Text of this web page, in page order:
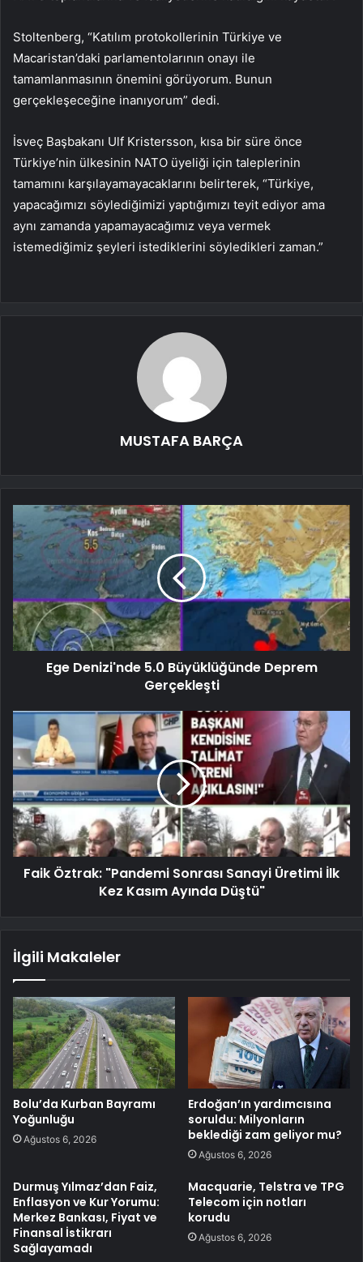
Stoltenberg, “Katılım protokollerinin Türkiye ve
Macaristan’daki parlamentolarının onayı ile
tamamlanmasının önemini görüyorum. Bunun
gerçekleşeceğine inanıyorum” dedi.
İsveç Başbakanı Ulf Kristersson, kısa bir süre önce
Türkiye’nin ülkesinin NATO üyeliği için taleplerinin
tamamını karşılayamayacaklarını belirterek, “Türkiye,
yapacağımızı söylediğimizi yaptığımızı teyit ediyor ama
aynı zamanda yapamayacağımız veya vermek
istemediğimiz şeyleri istediklerini söyledikleri zaman.”
MUSTAFA BARÇA
Ege Denizi'nde 5.0 Büyüklüğünde Deprem
Gerçekleşti
Faik Öztrak: "Pandemi Sonrası Sanayi Üretimi İlk
Kez Kasım Ayında Düştü"
İlgili Makaleler
Bolu’da Kurban Bayramı
Yoğunluğu
Ağustos 6, 2026
Erdoğan’ın yardımcısına
soruldu: Milyonların
beklediği zam geliyor mu?
Ağustos 6, 2026
Durmuş Yılmaz’dan Faiz,
Enflasyon ve Kur Yorumu:
Merkez Bankası, Fiyat ve
Finansal İstikrarı
Sağlayamadı
Macquarie, Telstra ve TPG
Telecom için notları
korudu
Ağustos 6, 2026